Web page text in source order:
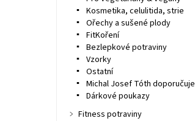
Kosmetika, celulitida, strie
Ořechy a sušené plody
FitKoření
Bezlepkové potraviny
Vzorky
Ostatní
Michal Josef Tóth doporučuje
Dárkové poukazy
Fitness potraviny